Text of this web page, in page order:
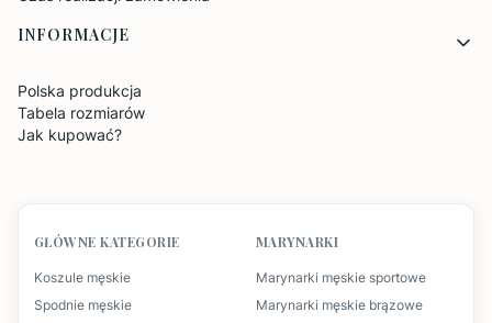
INFORMACJE
Polska produkcja
Tabela rozmiarów
Jak kupować?
GŁÓWNE KATEGORIE
Koszule męskie
Spodnie męskie
MARYNARKI
Marynarki męskie sportowe
Marynarki męskie brązowe